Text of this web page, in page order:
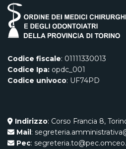
Codice fiscale: 01111330013
Codice Ipa: opdc_001
Codice univoco: UF74PD
Indirizzo: Corso Francia 8,
Mail:
Pec: